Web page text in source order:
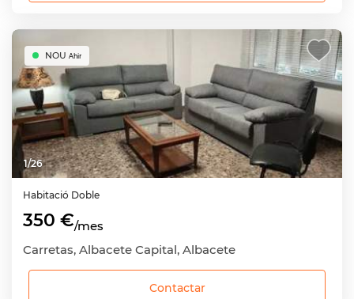
1/26
NOU Ahir
Habitació Doble
350 €/mes
Carretas, Albacete Capital, Albacete
Contactar